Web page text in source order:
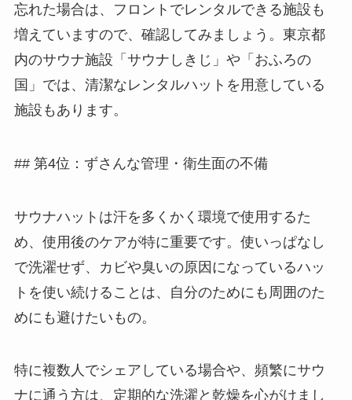
忘れた場合は、フロントでレンタルできる施設も
増えていますので、確認してみましょう。東京都
内のサウナ施設「サウナしきじ」や「おふろの
国」では、清潔なレンタルハットを用意している
施設もあります。
## 第4位：ずさんな管理・衛生面の不備
サウナハットは汗を多くかく環境で使用するた
め、使用後のケアが特に重要です。使いっぱなし
で洗濯せず、カビや臭いの原因になっているハッ
トを使い続けることは、自分のためにも周囲のた
めにも避けたいもの。
特に複数人でシェアしている場合や、頻繁にサウ
ナに通う方は、定期的な洗濯と乾燥を心がけまし